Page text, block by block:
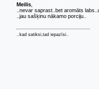
Meilis
..nevar saprast..bet aromāts
..jau sašķinu nākamo porciju..
..kad satiksi,tad iepazīsi..